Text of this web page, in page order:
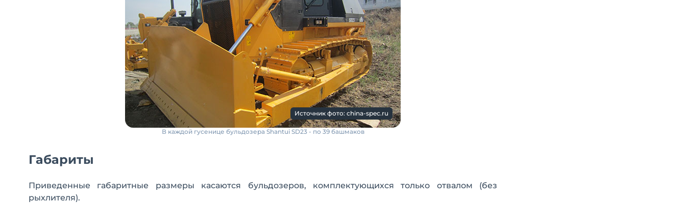
Источник фото: china-spec.ru
В каждой гусенице бульдозера Shantui SD23 - по 39 башмаков
Габариты
Приведенные габаритные размеры касаются бульдозеров, комплектующихся только отвалом (без
рыхлителя).